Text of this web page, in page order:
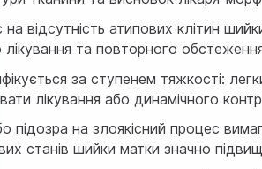
відсутність атипових клітин
та повторного обстеження
за ступенем тяжкості:
лікування або динамічного
підозра на злоякісний процес
станів шийки матки значно